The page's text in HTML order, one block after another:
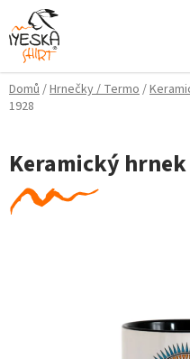
Přejít
na
obsah
Domů/Hrnečky / Termo/
1928
Keramický